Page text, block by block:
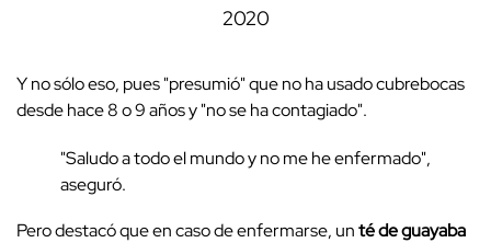
2020
Y no sólo eso, pues "presumió" que no ha usado cubrebocas
desde hace 8 o 9 años y "no se ha contagiado".
"Saludo a todo el mundo y no me he enfermado",
aseguró.
Pero destacó que en caso de enfermarse, unté de guayaba